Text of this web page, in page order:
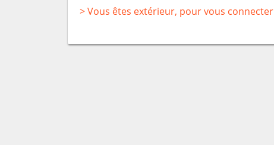
> Vous êtes extérieur, pour vous connecter